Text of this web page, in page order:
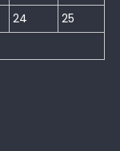
24
25